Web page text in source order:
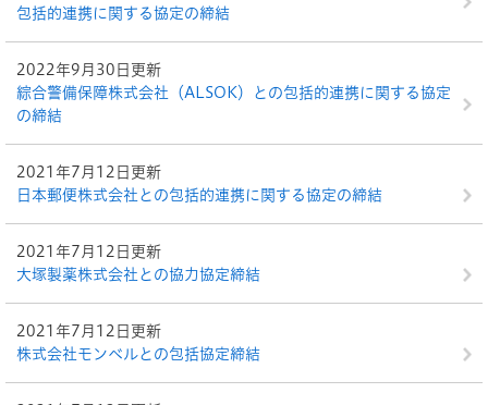
包括的連携に関する協定の締結
2022年9月30日更新
綜合警備保障株式会社（ALSOK）との包括的連携に関する協定
の締結
2021年7月12日更新
日本郵便株式会社との包括的連携に関する協定の締結
2021年7月12日更新
大塚製薬株式会社との協力協定締結
2021年7月12日更新
株式会社モンベルとの包括協定締結